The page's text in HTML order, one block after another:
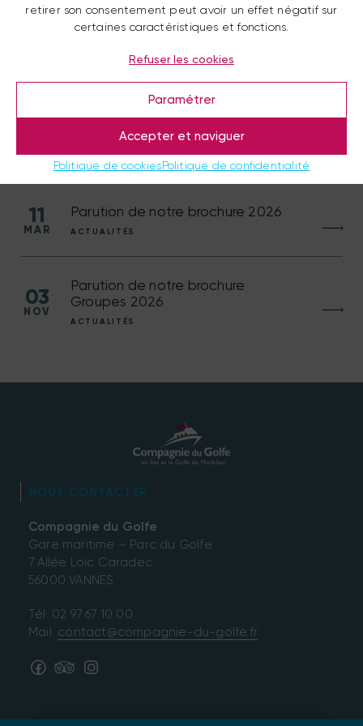
retirer son consentement peut avoir un effet négatif sur
certaines caractéristiques et fonctions.
Accepter et naviguer
Refuser les cookies
Paramétrer
Politique de cookiesPolitique de confidentialité
Le soleil est retour, place à l’apéro
et à la Dolce Vita!
11
MAR
Parution de notre brochure 2026
ACTUALITÉS
03
NOV
Parution de notre brochure
Groupes 2026
ACTUALITÉS
NOUS CONTACTER
Compagnie du Golfe
Gare maritime – Parc du Golfe
7 Allée Loïc Caradec
56000 VANNES
Tél. 02 97 67 10 00
Mail. contact@compagnie-du-golfe.fr